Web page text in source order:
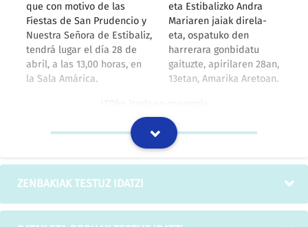
que con motivo de las
Fiestas de San Prudencio y
Nuestra Señora de Estibaliz,
tendrá lugar el día 28 de
abril, a las 13,00 horas, en
la Sala Amárica.
eta Estibalizko Andra
Mariaren jaiak direla-
eta, ospatuko den
harrerara gonbidatu
gaituzte, apirilaren 28an,
13etan, Amarika Aretoan.
ZENBAKIAK TESTUZ IDATZI